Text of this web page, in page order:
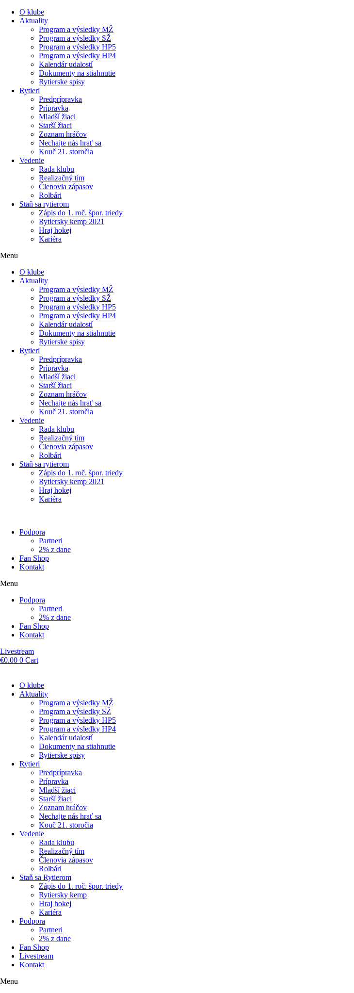
PreskočiťO klube
Aktuality
Program a výsledky MŽ
Program a výsledky SŽ
Program a výsledky HP5
Program a výsledky HP4
Kalendár udalostí
Dokumenty na stiahnutie
Rytierske spisy
Rytieri
Predprípravka
Prípravka
Mladší žiaci
Starší žiaci
Zoznam hráčov
Nechajte nás hrať sa
Kouč 21. storočia
Vedenie
Rada klubu
Realizačný tím
Členovia zápasov
Rolbári
Staň sa rytierom
Zápis do 1. roč. špor. triedy
Rytiersky kemp 2021
Hraj hokej
Kariéra
Menu
O klube
Aktuality
Program a výsledky MŽ
Program a výsledky SŽ
Program a výsledky HP5
Program a výsledky HP4
Kalendár udalostí
Dokumenty na stiahnutie
Rytierske spisy
Rytieri
Predprípravka
Prípravka
Mladší žiaci
Starší žiaci
Zoznam hráčov
Nechajte nás hrať sa
Kouč 21. storočia
Vedenie
Rada klubu
Realizačný tím
Členovia zápasov
Rolbári
Staň sa rytierom
Zápis do 1. roč. špor. triedy
Rytiersky kemp 2021
Hraj hokej
Kariéra
Podpora
Partneri
2% z dane
Fan Shop
Kontakt
Menu
Podpora
Partneri
2% z dane
Fan Shop
Kontakt
Livestream
€0.00 0 Cart
O klube
Aktuality
Program a výsledky MŽ
Program a výsledky SŽ
Program a výsledky HP5
Program a výsledky HP4
Kalendár udalostí
Dokumenty na stiahnutie
Rytierske spisy
Rytieri
Predprípravka
Prípravka
Mladší žiaci
Starší žiaci
Zoznam hráčov
Nechajte nás hrať sa
Kouč 21. storočia
Vedenie
Rada klubu
Realizačný tím
Členovia zápasov
Rolbári
Staň sa Rytierom
Zápis do 1. roč. špor. triedy
Rytiersky kemp
Hraj hokej
Kariéra
Podpora
Partneri
2% z dane
Fan Shop
Livestream
Kontakt
Menu